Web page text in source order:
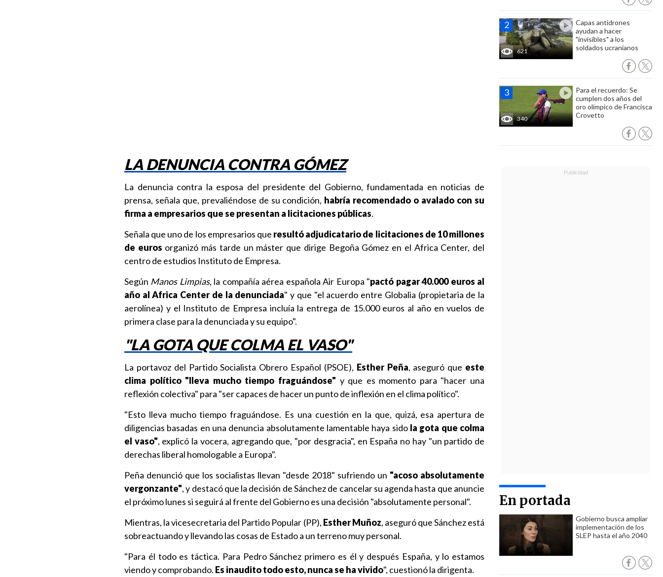
621
Capas antidrones
ayudan a hacer
"invisibles" a los
soldados ucranianos
340
Para el recuerdo: Se
cumplen dos años del
oro olímpico de Francisca
Crovetto
En portada
Gobierno busca ampliar
implementación de los
SLEP hasta el año 2040
LA DENUNCIA CONTRA GÓMEZ
La denuncia contra la esposa del presidente del Gobierno, fundamentada en noticias de
prensa, señala que, prevaliéndose de su condición, habría recomendado o avalado con su
firma a empresarios que se presentan a licitaciones públicas.
Señala que uno de los empresarios que resultó adjudicatario de licitaciones de 10 millones
de euros organizó más tarde un máster que dirige Begoña Gómez en el Africa Center, del
centro de estudios Instituto de Empresa.
Según Manos Limpias, la compañía aérea española Air Europa "pactó pagar 40.000 euros al
año al Africa Center de la denunciada" y que "el acuerdo entre Globalia (propietaria de la
aerolínea) y el Instituto de Empresa incluía la entrega de 15.000 euros al año en vuelos de
primera clase para la denunciada y su equipo".
"LA GOTA QUE COLMA EL VASO"
La portavoz del Partido Socialista Obrero Español (PSOE), Esther Peña, aseguró que este
clima político "lleva mucho tiempo fraguándose" y que es momento para "hacer una
reflexión colectiva" para "ser capaces de hacer un punto de inflexión en el clima político".
"Esto lleva mucho tiempo fraguándose. Es una cuestión en la que, quizá, esa apertura de
diligencias basadas en una denuncia absolutamente lamentable haya sido la gota que colma
el vaso", explicó la vocera, agregando que, "por desgracia", en España no hay "un partido de
derechas liberal homologable a Europa".
Peña denunció que los socialistas llevan "desde 2018" sufriendo un "acoso absolutamente
vergonzante", y destacó que la decisión de Sánchez de cancelar su agenda hasta que anuncie
el próximo lunes si seguirá al frente del Gobierno es una decisión "absolutamente personal".
Mientras, la vicesecretaria del Partido Popular (PP), Esther Muñoz, aseguró que Sánchez está
sobreactuando y llevando las cosas de Estado a un terreno muy personal.
"Para él todo es táctica. Para Pedro Sánchez primero es él y después España, y lo estamos
viendo y comprobando. Es inaudito todo esto, nunca se ha vivido", cuestionó la dirigenta.